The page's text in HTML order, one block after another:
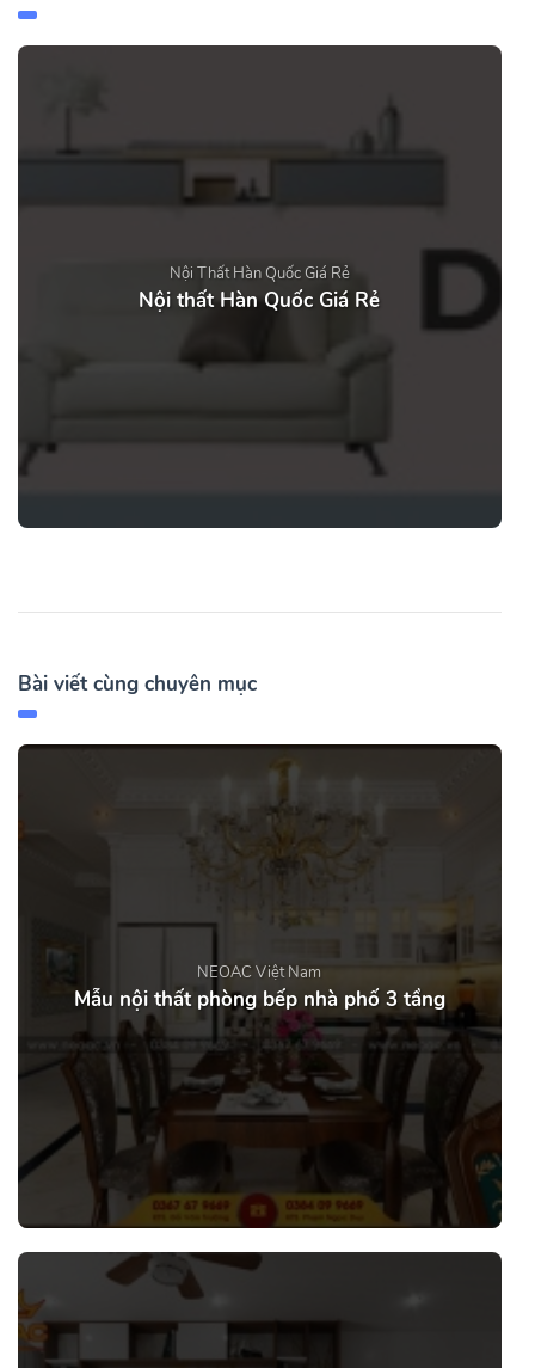
Nội Thất Hàn Quốc Giá Rẻ
Nội thất Hàn Quốc Giá Rẻ
Bài viết cùng chuyên mục
NEOAC Việt Nam
Mẫu nội thất phòng bếp nhà phố 3 tầng